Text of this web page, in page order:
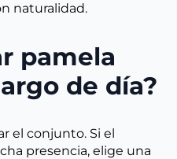
naturalidad.
pamela
de día?
el conjunto. Si el
presencia, elige una